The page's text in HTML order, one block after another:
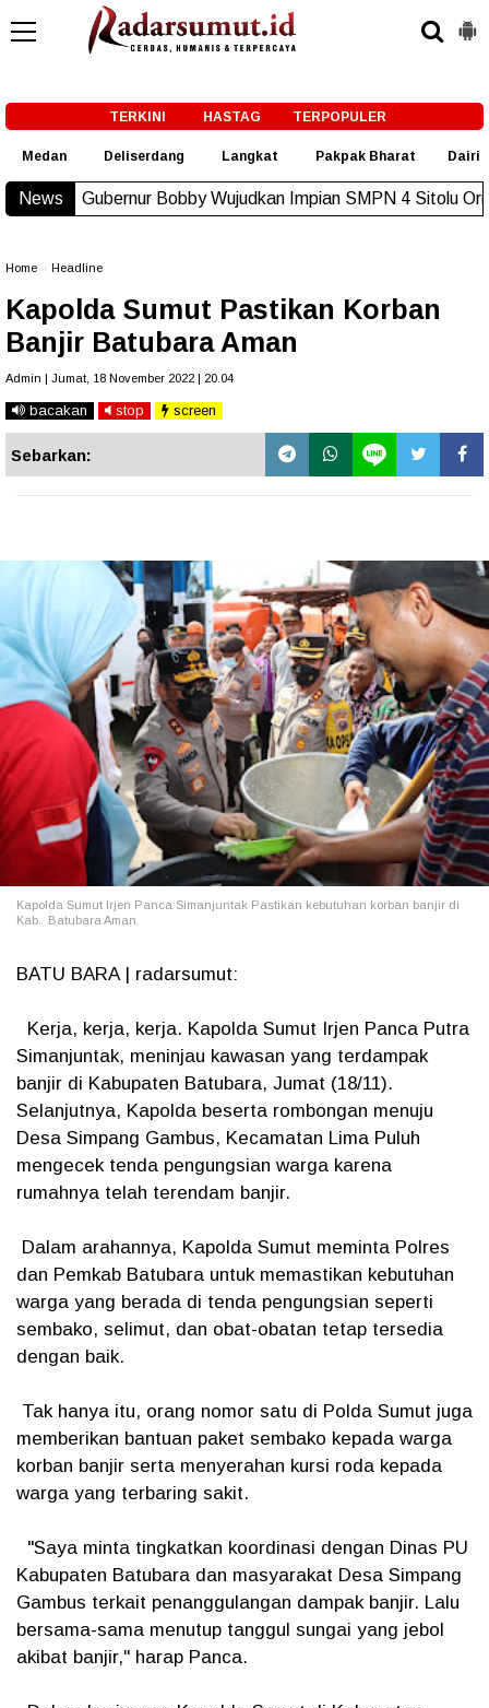
TERKINI HASTAG TERPOPULER
Medan Deliserdang Langkat Pakpak Bharat Dairi
News
Bobby Wujudkan Impian SMPN 4 Sitolu Ori Miliki Gedung
Home Headline
Kapolda Sumut Pastikan Korban
Banjir Batubara Aman
Admin | Jumat, 18 November 2022 | 20.04
bacakan stop screen
Sebarkan:
Kapolda Sumut Irjen Panca Simanjuntak Pastikan kebutuhan korban banjir di
Kab. Batubara Aman.
BATU BARA | radarsumut:
Kerja, kerja, kerja. Kapolda Sumut Irjen Panca Putra
Simanjuntak, meninjau kawasan yang terdampak
banjir di Kabupaten Batubara, Jumat (18/11).
Selanjutnya, Kapolda beserta rombongan menuju
Desa Simpang Gambus, Kecamatan Lima Puluh
mengecek tenda pengungsian warga karena
rumahnya telah terendam banjir.
Dalam arahannya, Kapolda Sumut meminta Polres
dan Pemkab Batubara untuk memastikan kebutuhan
warga yang berada di tenda pengungsian seperti
sembako, selimut, dan obat-obatan tetap tersedia
dengan baik.
Tak hanya itu, orang nomor satu di Polda Sumut juga
memberikan bantuan paket sembako kepada warga
korban banjir serta menyerahan kursi roda kepada
warga yang terbaring sakit.
"Saya minta tingkatkan koordinasi dengan Dinas PU
Kabupaten Batubara dan masyarakat Desa Simpang
Gambus terkait penanggulangan dampak banjir. Lalu
bersama-sama menutup tanggul sungai yang jebol
akibat banjir," harap Panca.